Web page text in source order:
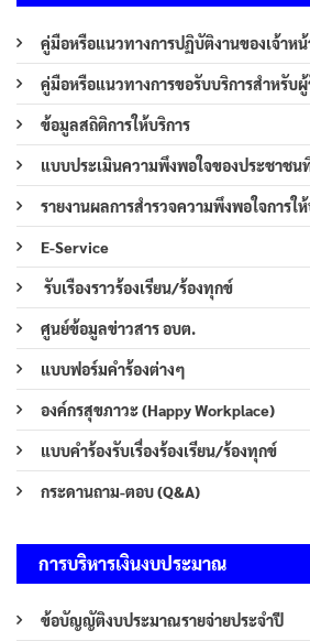
คู่มือหรือแนวทางการปฏิบัติงานของเจ้าห
คู่มือหรือแนวทางการขอรับบริการสำหรับ
ข้อมูลสถิติการให้บริการ
แบบประเมินความพึงพอใจของประชาชน
รายงานผลการสำรวจความพึงพอใจการใ
E-Service
รับเรืองราวร้องเรียน/ร้องทุกข์
ศูนย์ข้อมูลข่าวสาร อบต.
แบบฟอร์มคำร้องต่างๆ
องค์กรสุขภาวะ (Happy Workplace)
แบบคำร้องรับเรื่องร้องเรียน/ร้องทุกข์
กระดานถาม-ตอบ (Q&A)
การบริหารเงินงบประมาณ
ข้อบัญญัติงบประมาณรายจ่ายประจำปี